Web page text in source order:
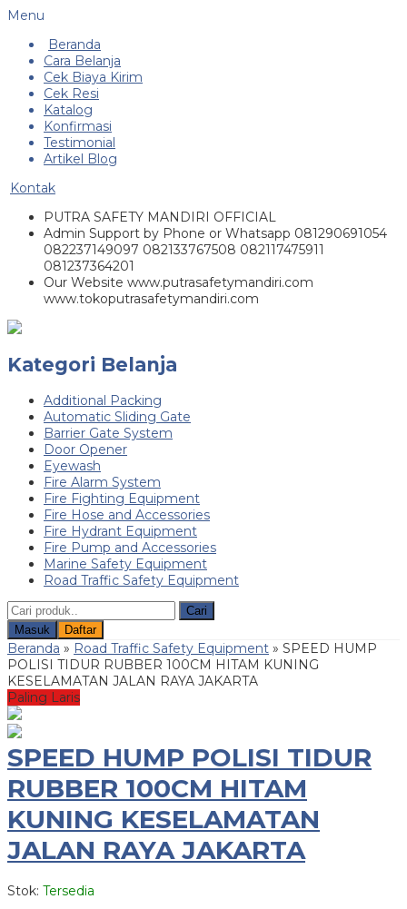
Menu
Beranda
Cara Belanja
Cek Biaya Kirim
Cek Resi
Katalog
Konfirmasi
Testimonial
Artikel Blog
Kontak
PUTRA SAFETY MANDIRI OFFICIAL
Admin Support by Phone or Whatsapp 081290691054
082237149097 082133767508 082117475911
081237364201
Our Website www.putrasafetymandiri.com
www.tokoputrasafetymandiri.com
Kategori Belanja
Additional Packing
Automatic Sliding Gate
Barrier Gate System
Door Opener
Eyewash
Fire Alarm System
Fire Fighting Equipment
Fire Hose and Accessories
Fire Hydrant Equipment
Fire Pump and Accessories
Marine Safety Equipment
Road Traffic Safety Equipment
Cari
Masuk
Daftar
Beranda » Road Traffic Safety Equipment » SPEED HUMP
POLISI TIDUR RUBBER 100CM HITAM KUNING
KESELAMATAN JALAN RAYA JAKARTA
Paling Laris
SPEED HUMP POLISI TIDUR
RUBBER 100CM HITAM
KUNING KESELAMATAN
JALAN RAYA JAKARTA
Stok: Tersedia